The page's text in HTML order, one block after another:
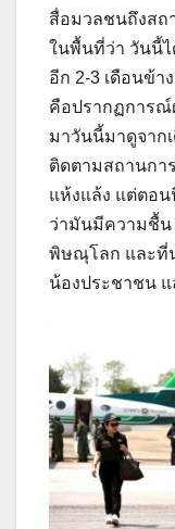
สื่อมวลชนถึงสถ
ในพื้นที่ว่า วันนี้
อีก 2-3 เดือนข้
คือปรากฏการณ์
มาวันนี้มาดูจากเ
ติดตามสถานกา
แห้งแล้ง แต่ตอน
ว่ามันมีความชื้น
พิษณุโลก และที่
น้องประชาชน แ